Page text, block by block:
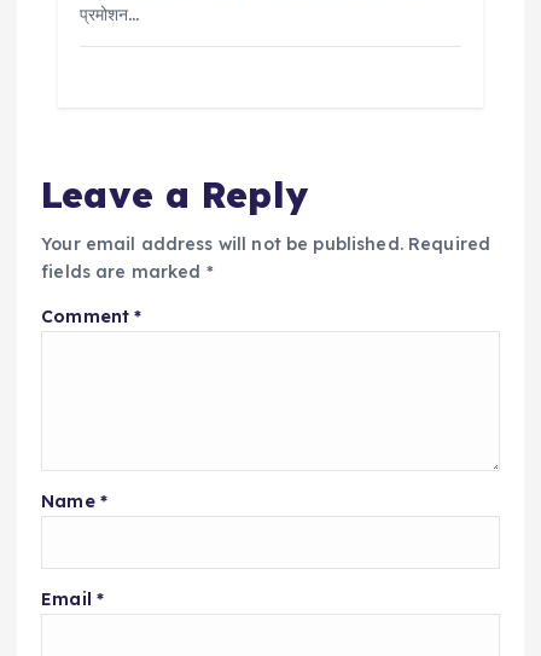
प्रमोशन…
Leave a Reply
Your email address will not be published. Required
fields are marked *
Comment*
Name *
Email *